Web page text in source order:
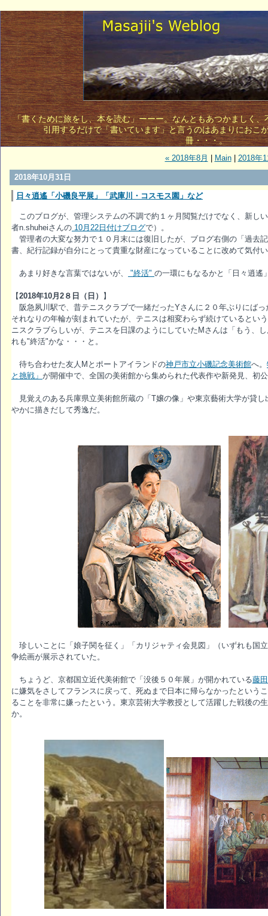
「書くために旅をし、本を読む」ーーー。なんともあつかましく
引用するだけで「書いています」と言うのはあまりにおこ
冊・・・。
« 2018年8月 Main| 2018年
2018年10月31日
日々逍遙「小磯良平展」「武庫川・コスモス園」など
このブログが、管理システムの不調で約１ヶ月閲覧だけでなく、新し
者n.shuheiさんの 10月22日付けブログで）。
管理者の大変な努力で１０月末には復旧したが、ブログ右側の「過去
書、紀行記録が自分にとって貴重な財産になっていることに改めて気付
あまり好きな言葉ではないが、 "終活" の一環にもなるかと「日々逍遙
【2018年10月2８日（日）
】
阪急夙川駅で、昔テニスクラブで一緒だったYさんに２０年ぶりにば
それなりの年輪が刻まれていたが、テニスは相変わらず続けているとい
ニスクラブらしいが、テニスを日課のようにしていたMさんは「もう、
れも"終活"かな・・・と。
待ち合わせた友人Mとポートアイランドの神戸市立小磯記念美術館へ。
と挑戦」 が開催中で、全国の美術館から集められた代表作や新発見、初
見覚えのある兵庫県立美術館所蔵の「T嬢の像」や東京藝術大学が貸
やかに描きだして秀逸だ。
珍しいことに「娘子関を征く」「カリジャティ会見図」（いずれも国
争絵画が展示されていた。
ちょうど、京都国立近代美術館で「没後５０年展」が開かれている藤
に嫌気をさしてフランスに戻って、死ぬまで日本に帰らなかったという
ることを非常に嫌ったという。東京芸術大学教授として活躍した戦後の
か。